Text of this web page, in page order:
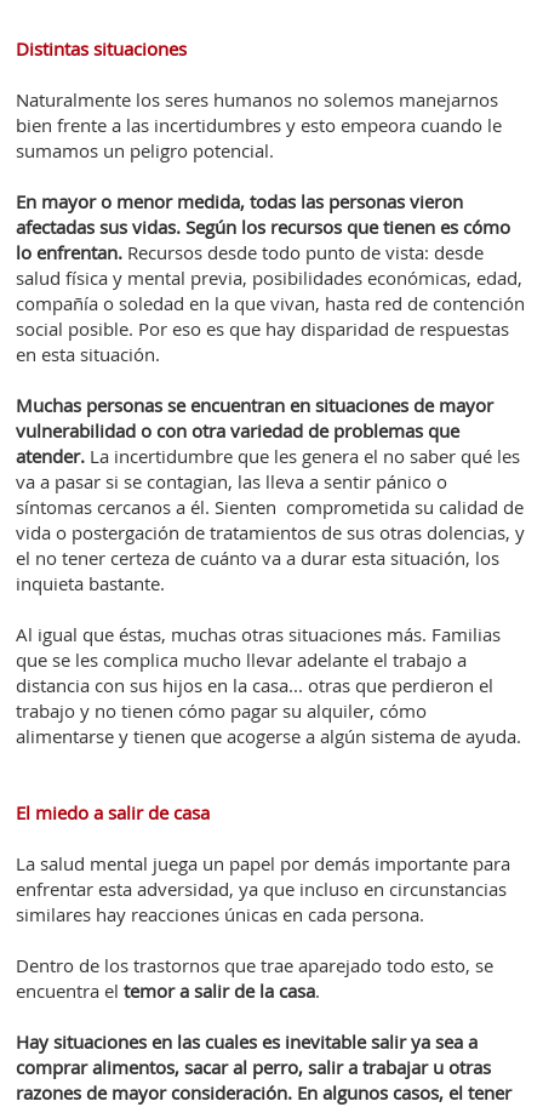
Distintas situaciones
Naturalmente los seres humanos no solemos manejarnos
bien frente a las incertidumbres y esto empeora cuando le
sumamos un peligro potencial.
En mayor o menor medida, todas las personas vieron
afectadas sus vidas. Según los recursos que tienen es cómo
lo enfrentan. Recursos desde todo punto de vista: desde
salud física y mental previa, posibilidades económicas, edad,
compañía o soledad en la que vivan, hasta red de contención
social posible. Por eso es que hay disparidad de respuestas
en esta situación.
Muchas personas se encuentran en situaciones de mayor
vulnerabilidad o con otra variedad de problemas que
atender. La incertidumbre que les genera el no saber qué les
va a pasar si se contagian, las lleva a sentir pánico o
síntomas cercanos a él. Sienten comprometida su calidad de
vida o postergación de tratamientos de sus otras dolencias, y
el no tener certeza de cuánto va a durar esta situación, los
inquieta bastante.
Al igual que éstas, muchas otras situaciones más. Familias
que se les complica mucho llevar adelante el trabajo a
distancia con sus hijos en la casa... otras que perdieron el
trabajo y no tienen cómo pagar su alquiler, cómo
alimentarse y tienen que acogerse a algún sistema de ayuda.
El miedo a salir de casa
La salud mental juega un papel por demás importante para
enfrentar esta adversidad, ya que incluso en circunstancias
similares hay reacciones únicas en cada persona.
Dentro de los trastornos que trae aparejado todo esto, se
encuentra eltemor a salir de la casa.
Hay situaciones en las cuales es inevitable salir ya sea a
comprar alimentos, sacar al perro, salir a trabajar u otras
razones de mayor consideración. En algunos casos, el tener